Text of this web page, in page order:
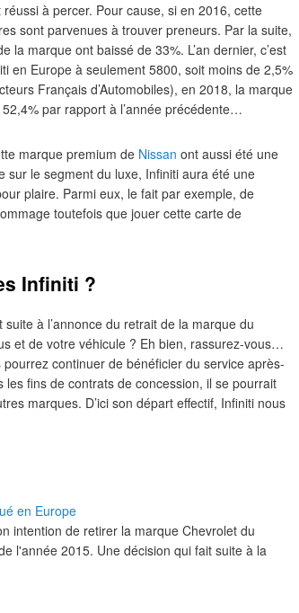
à percer. Pour cause, si en 2016, cette
sont parvenues à trouver preneurs. Par la suite,
la marque ont baissé de 33%. L’an dernier, c’est
en Europe à seulement 5800, soit moins de 2,5%
Français d’Automobiles), en 2018, la marque
par rapport à l’année précédente…
marque premium de Nissan ont aussi été une
sur le segment du luxe, Infiniti aura été une
plaire. Parmi eux, le fait par exemple, de
toutefois que jouer cette carte de
Infiniti ?
suite à l’annonce du retrait de la marque du
et de votre véhicule ? Eh bien, rassurez-vous…
continuer de bénéficier du service après-
fins de contrats de concession, il se pourrait
marques. D’ici son départ effectif, Infiniti nous
en Europe
intention de retirer la marque Chevrolet du
l'année 2015. Une décision qui fait suite à la